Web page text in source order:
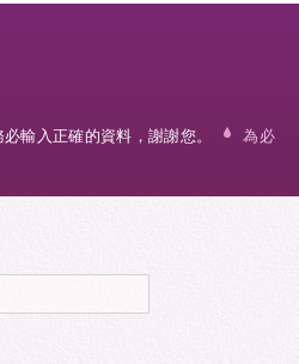
輸入正確的資料，謝謝您。
為必